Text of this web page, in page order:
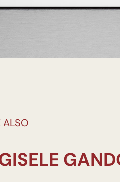
ALSO